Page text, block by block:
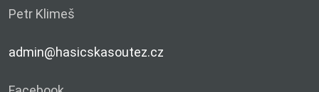
Petr Klimeš
admin@hasicskasoutez.cz